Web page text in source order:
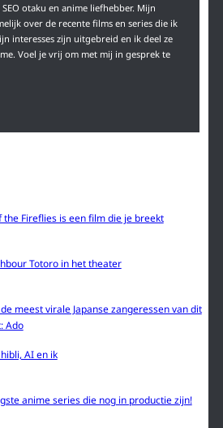
otaku en anime liefhebber. Mijn
over de recente films en series die ik
interesses zijn uitgebreid en ik deel ze
Voel je vrij om met mij in gesprek te
the Fireflies is een film die je breekt
Totoro in het theater
meest virale Japanse zangeressen van dit
Ado
AI en ik
anime series die nog in productie zijn!